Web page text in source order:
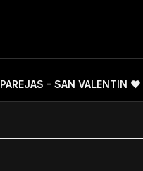
PAREJAS - SAN VALENTIN ❤